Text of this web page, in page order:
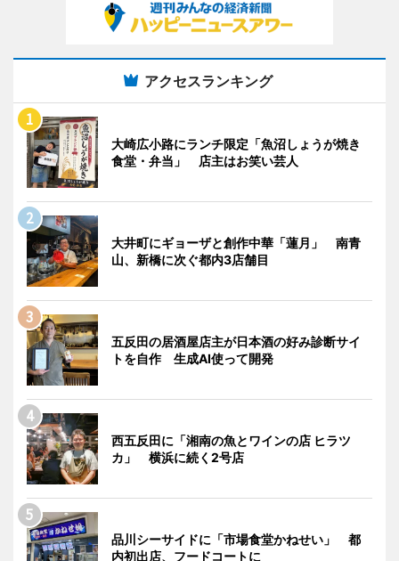
アクセスランキング
大崎広小路にランチ限定「魚沼しょうが焼き
食堂・弁当」 店主はお笑い芸人
大井町にギョーザと創作中華「蓮月」 南青
山、新橋に次ぐ都内3店舗目
五反田の居酒屋店主が日本酒の好み診断サイ
トを自作 生成AI使って開発
西五反田に「湘南の魚とワインの店 ヒラツ
カ」 横浜に続く2号店
品川シーサイドに「市場食堂かねせい」 都
内初出店、フードコートに